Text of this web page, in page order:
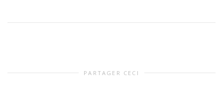
PARTAGER CECI